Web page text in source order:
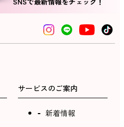
サービスのご案内
新着情報